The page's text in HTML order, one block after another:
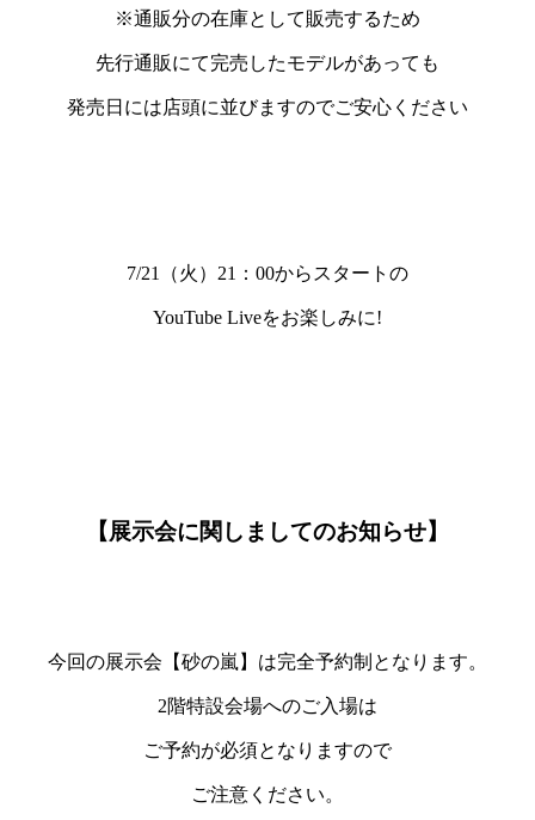
※通販分の在庫として販売するため
先行通販にて完売したモデルがあっても
発売日には店頭に並びますのでご安心ください
7/21（火）21：00からスタートの
YouTube Liveをお楽しみに!
【展示会に関しましてのお知らせ】
今回の展示会【砂の嵐】は完全予約制 となります。
2階特設会場へのご入場は
ご予約が必須となりますので
ご注意ください。